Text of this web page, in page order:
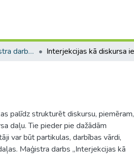
Bakalaura un maģistra darbi (HZF) / Bachelor's and Master's theses
palīdz strukturēt diskursu, piemēram,
daļu. Tie pieder pie dažādām
var būt partikulas, darbības vārdi,
Maģistra darbs „Interjekcijas kā